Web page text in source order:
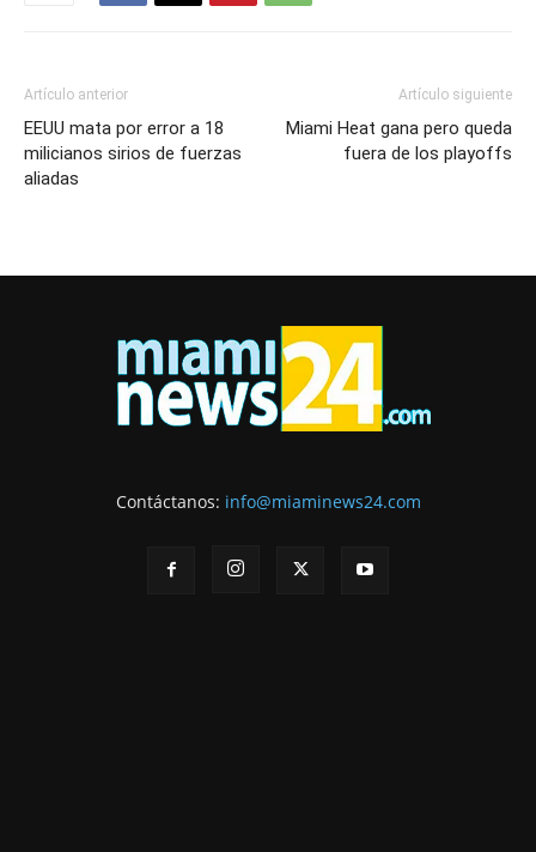
Artículo anterior
EEUU mata por error a 18
milicianos sirios de fuerzas
aliadas
Artículo siguiente
Miami Heat gana pero queda
fuera de los playoffs
Contáctanos: info@miaminews24.com